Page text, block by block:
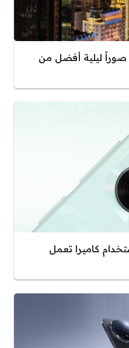
صوراً ليلية أفضل من
كاميرا تعمل